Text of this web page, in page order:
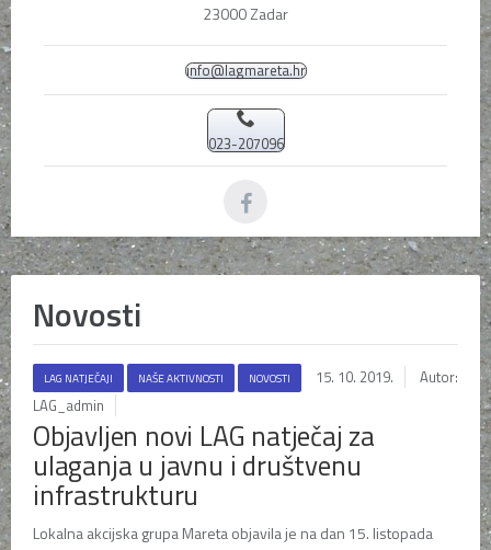
23000 Zadar
info@lagmareta.hr
023-207096
Novosti
LAG NATJEČAJI NAŠE AKTIVNOSTI NOVOSTI 15. 10. 2019.
Autor:
LAG_admin
Objavljen novi LAG natječaj za
ulaganja u javnu i društvenu
infrastrukturu
Lokalna akcijska grupa Mareta objavila je na dan 15. listopada